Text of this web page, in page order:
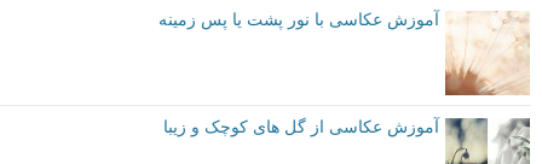
آموزش عکاسی با نور پشت یا پس زمینه
آموزش عکاسی از گل های کوچک و زیبا